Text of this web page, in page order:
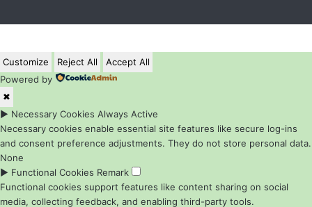
Customize Reject All
Accept All
Powered by
✖
► Necessary Cookies Always Active
Necessary cookies enable essential site features like secure log-ins
and consent preference adjustments. They do not store personal data.
None
► Functional Cookies Remark
Functional cookies support features like content sharing on social
media, collecting feedback, and enabling third-party tools.